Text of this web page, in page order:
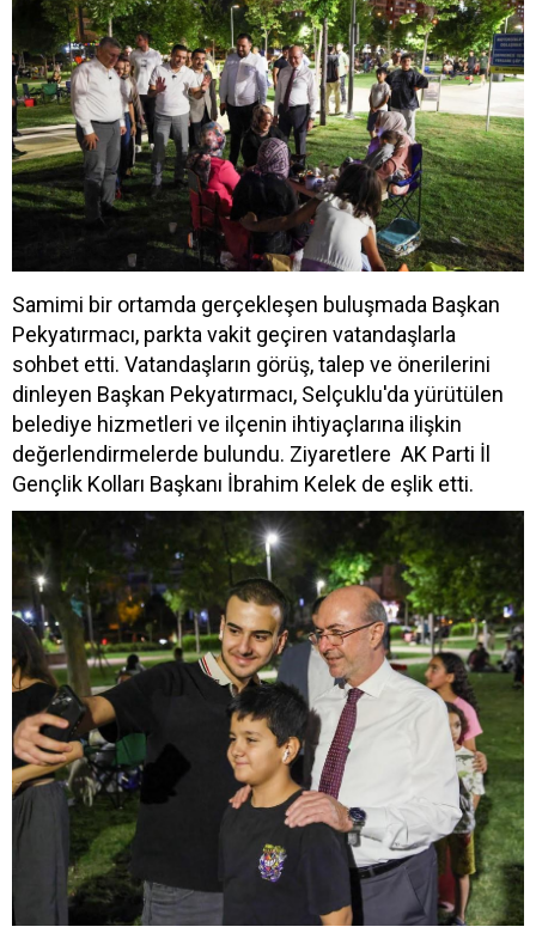
Samimi bir ortamda gerçekleşen buluşmada Başkan
Pekyatırmacı, parkta vakit geçiren vatandaşlarla
sohbet etti. Vatandaşların görüş, talep ve önerilerini
dinleyen Başkan Pekyatırmacı, Selçuklu'da yürütülen
belediye hizmetleri ve ilçenin ihtiyaçlarına ilişkin
değerlendirmelerde bulundu. Ziyaretlere AK Parti İl
Gençlik Kolları Başkanı İbrahim Kelek de eşlik etti.